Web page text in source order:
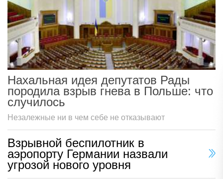
Нахальная идея депутатов Рады
породила взрыв гнева в Польше: что
случилось
Незалежные ни в чем себе не отказывают
Взрывной беспилотник в
аэропорту Германии назвали
угрозой нового уровня